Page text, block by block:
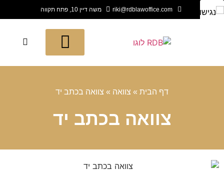
riki@rdblawoffice.com משה דיין 10, פתח תקווה
דף הבית » צוואה » צוואה בכתב יד
צוואה בכתב יד